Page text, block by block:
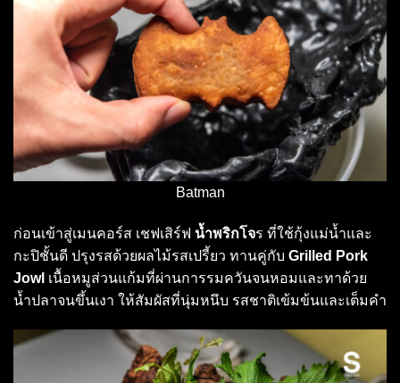
Batman
ก่อนเข้าสู่เมนคอร์ส เชฟเสิร์ฟ น้ำพริกโจร ที่ใช้กุ้งแม่น้ำและ
กะปิชั้นดี ปรุงรสด้วยผลไม้รสเปรี้ยว ทานคู่กับ Grilled Pork
Jowl เนื้อหมูส่วนแก้มที่ผ่านการรมควันจนหอมและทาด้วย
น้ำปลาจนขึ้นเงา ให้สัมผัสที่นุ่มหนึบ รสชาติเข้มข้นและเต็มคำ